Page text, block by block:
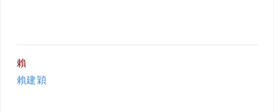
賴
賴建穎